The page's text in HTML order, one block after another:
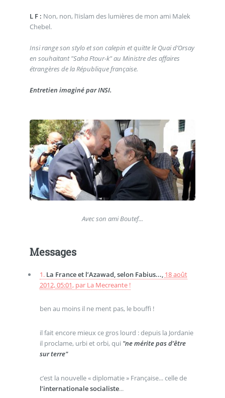
L F : Non, non, l’Iislam des lumières de mon ami Malek
Chebel.
Insi range son stylo et son calepin et quitte le Quai d’Orsay
en souhaitant "Saha Ftour-k" au Ministre des affaires
étrangères de la République française.
Entretien imaginé par INSI.
Avec son ami Boutef...
Messages
1. La France et l’Azawad, selon Fabius..., 18 août
2012, 05:01, par La Mecreante !
ben au moins il ne ment pas, le bouffi !
il fait encore mieux ce gros lourd : depuis la Jordanie
il proclame, urbi et orbi, qui "ne mérite pas d’être
sur terre"
c’est la nouvelle « diplomatie » Française... celle de
l’internationale socialiste...